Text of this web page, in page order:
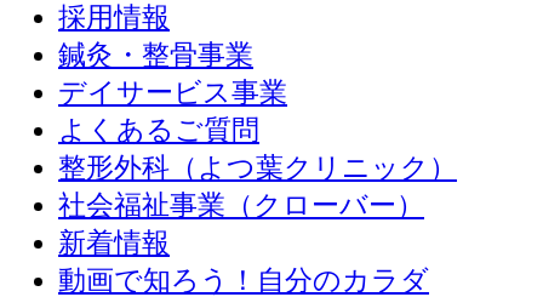
採用情報
鍼灸・整骨事業
デイサービス事業
よくあるご質問
整形外科（よつ葉クリニック）
社会福祉事業（クローバー）
新着情報
動画で知ろう！自分のカラダ